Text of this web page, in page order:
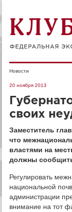
Новости
20 ноября 2013
своих
Заместитель
что
властями на
должны
Регулировать
национальной
администрации
внимание на тот